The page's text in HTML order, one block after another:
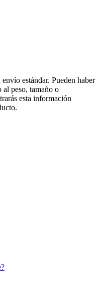
estándar. Pueden haber
al peso, tamaño o
esta información